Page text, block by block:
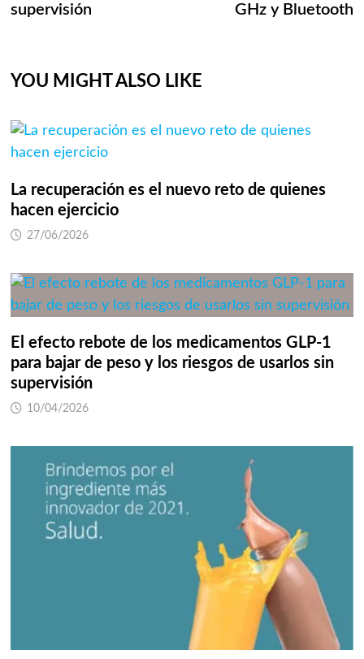
supervisión
GHz y Bluetooth
YOU MIGHT ALSO LIKE
La recuperación es el nuevo reto de quienes
hacen ejercicio
27/06/2026
El efecto rebote de los medicamentos GLP-1
para bajar de peso y los riesgos de usarlos sin
supervisión
10/04/2026